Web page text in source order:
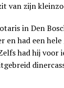
van zijn
in Den
en had een
had hij voor